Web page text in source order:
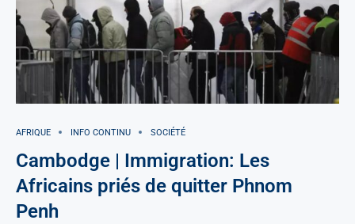
AFRIQUE INFO CONTINU SOCIÉTÉ
Cambodge | Immigration: Les
Africains priés de quitter Phnom
Penh